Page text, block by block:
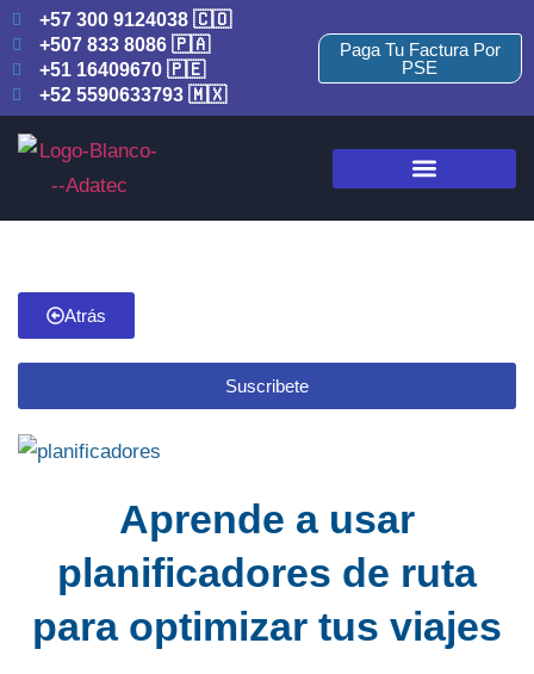
+57 300 9124038 🇨🇴
+507 833 8086 🇵🇦
+51 16409670 🇵🇪
+52 5590633793 🇲🇽
Paga Tu Factura Por
PSE
Atrás
Suscribete
Aprende a usar
planificadores de ruta
para optimizar tus viajes